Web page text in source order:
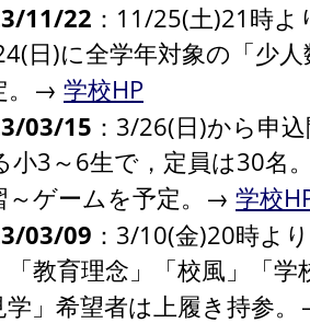
11/22 ：11/25(土)21時
日)に全学年対象の「少
。→ 学校HP
03/15 ：3/26(日)から申
小3～6生で，定員は30名
～ゲームを予定。→ 学校
03/09 ：3/10(金)20時よ
「教育理念」「校風」「
学」希望者は上履き持参